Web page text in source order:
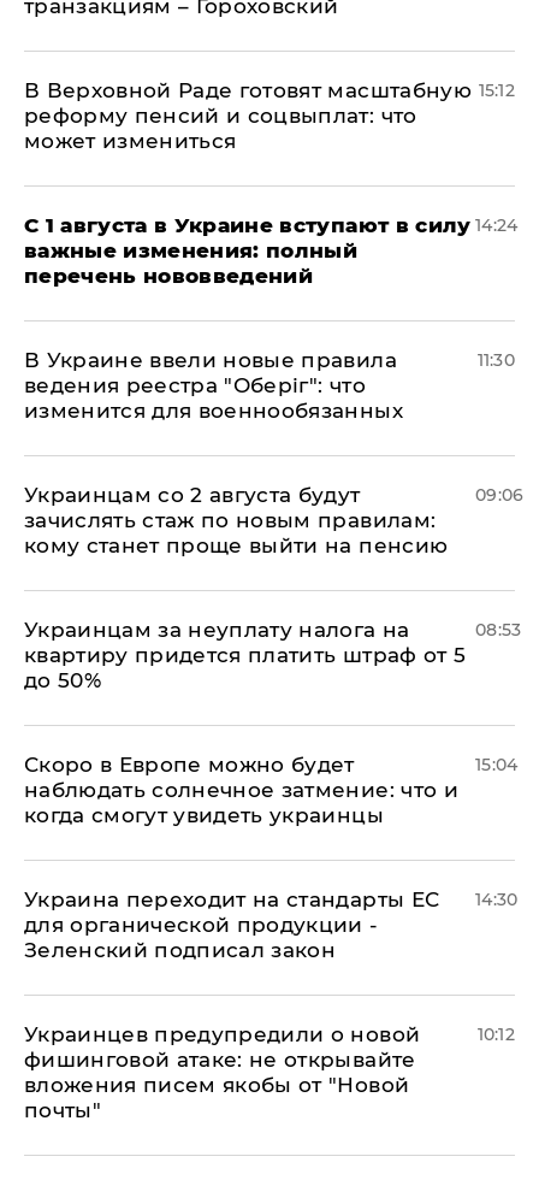
транзакциям – Гороховский
В Верховной Раде готовят масштабную
реформу пенсий и соцвыплат: что
может измениться
15:12
С 1 августа в Украине вступают в силу
важные изменения: полный
перечень нововведений
14:24
В Украине ввели новые правила
ведения реестра "Оберіг": что
изменится для военнообязанных
11:30
Украинцам со 2 августа будут
зачислять стаж по новым правилам:
кому станет проще выйти на пенсию
09:06
Украинцам за неуплату налога на
квартиру придется платить штраф от 5
до 50%
08:53
Скоро в Европе можно будет
наблюдать солнечное затмение: что и
когда смогут увидеть украинцы
15:04
Украина переходит на стандарты ЕС
для органической продукции -
Зеленский подписал закон
14:30
Украинцев предупредили о новой
фишинговой атаке: не открывайте
вложения писем якобы от "Новой
почты"
10:12